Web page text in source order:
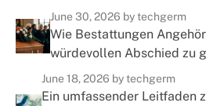
June 30, 2026 by techgerm
Wie Bestattungen
würdevollen Abschied zu
June 18, 2026 by techgerm
Ein umfassender Leitfaden